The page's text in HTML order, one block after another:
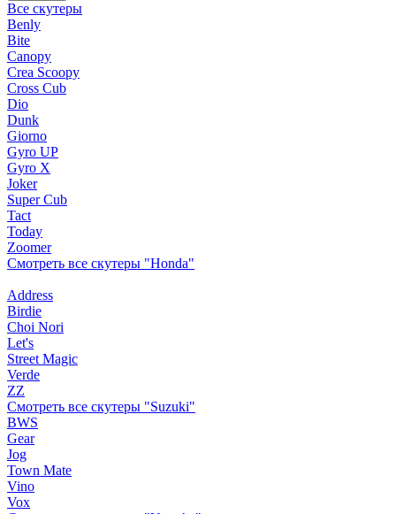
Все скутеры
Benly
Bite
Canopy
Crea Scoopy
Cross Cub
Dio
Dunk
Giorno
Gyro UP
Gyro X
Joker
Super Cub
Tact
Today
Zoomer
Смотреть все скутеры "Honda"
Address
Birdie
Choi Nori
Let's
Street Magic
Verde
ZZ
Смотреть все скутеры "Suzuki"
BWS
Gear
Jog
Town Mate
Vino
Vox